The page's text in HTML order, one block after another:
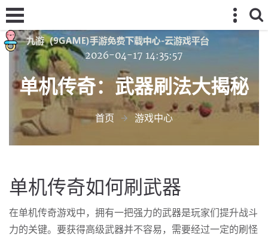
2026-04-17 14:35:57
单机传奇：武器刷法大揭秘
首页 游戏中心
单机传奇如何刷武器
在单机传奇游戏中，拥有一把强力的武器是玩家们提升战斗
力的关键。要获得高级武器并不容易，需要经过一定的刷怪